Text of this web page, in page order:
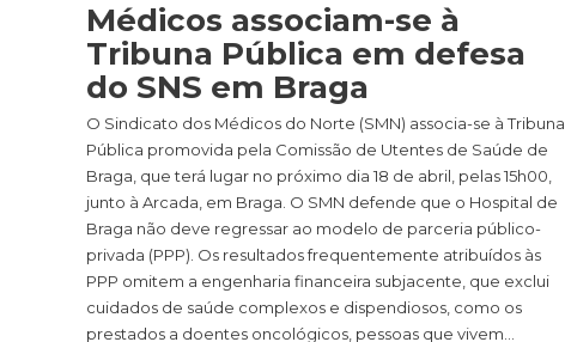
Médicos associam-se à
Tribuna Pública em defesa
do SNS em Braga
O Sindicato dos Médicos do Norte (SMN) associa-se à Tribuna
Pública promovida pela Comissão de Utentes de Saúde de
Braga, que terá lugar no próximo dia 18 de abril, pelas 15h00,
junto à Arcada, em Braga. O SMN defende que o Hospital de
Braga não deve regressar ao modelo de parceria público-
privada (PPP). Os resultados frequentemente atribuídos às
PPP omitem a engenharia financeira subjacente, que exclui
cuidados de saúde complexos e dispendiosos, como os
prestados a doentes oncológicos, pessoas que vivem...